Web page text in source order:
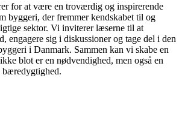
for at være en troværdig og inspirerende
byggeri, der fremmer kendskabet til og
sektor. Vi inviterer læserne til at
engagere sig i diskussioner og tage del i den
i Danmark. Sammen kan vi skabe en
blot er en nødvendighed, men også en